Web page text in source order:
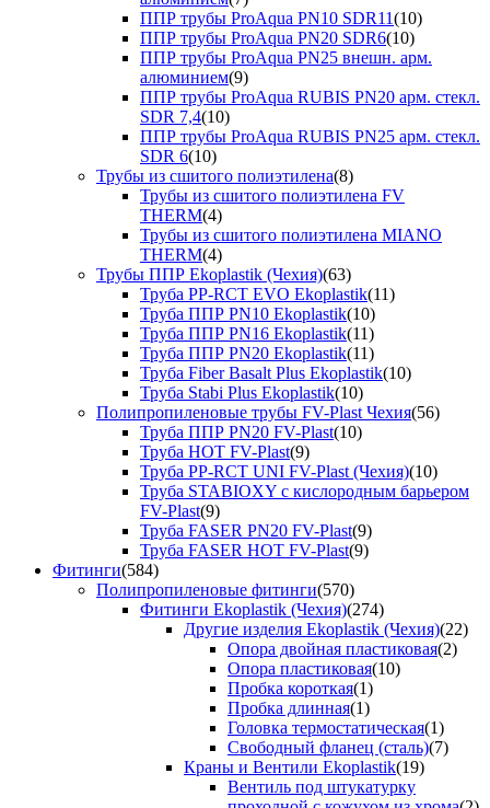
ППР трубы ProAqua PN10 SDR11(10)
ППР трубы ProAqua PN20 SDR6(10)
ППР трубы ProAqua PN25 внешн. арм.
алюминием(9)
ППР трубы ProAqua RUBIS PN20 арм. стекл.
SDR 7,4(10)
ППР трубы ProAqua RUBIS PN25 арм. стекл.
SDR 6(10)
Трубы из сшитого полиэтилена(8)
Трубы из сшитого полиэтилена FV
THERM(4)
Трубы из сшитого полиэтилена MIANO
THERM(4)
Трубы ППР Ekoplastik (Чехия)(63)
Труба PP-RCT EVO Ekoplastik(11)
Труба ППР PN10 Ekoplastik(10)
Труба ППР PN16 Ekoplastik(11)
Труба ППР PN20 Ekoplastik(11)
Труба Fiber Basalt Plus Ekoplastik(10)
Труба Stabi Plus Ekoplastik(10)
Полипропиленовые трубы FV-Plast Чехия(56)
Труба ППР PN20 FV-Plast(10)
Труба HOT FV-Plast(9)
Труба PP-RCT UNI FV-Plast (Чехия)(10)
Труба STABIOXY с кислородным барьером
FV-Plast(9)
Труба FASER PN20 FV-Plast(9)
Труба FASER HOT FV-Plast(9)
Фитинги(584)
Полипропиленовые фитинги(570)
Фитинги Ekoplastik (Чехия)(274)
Другие изделия Ekoplastik (Чехия)(22)
Опора двойная пластиковая(2)
Опора пластиковая(10)
Пробка короткая(1)
Пробка длинная(1)
Головка термостатическая(1)
Свободный фланец (сталь)(7)
Краны и Вентили Ekoplastik(19)
Вентиль под штукатурку